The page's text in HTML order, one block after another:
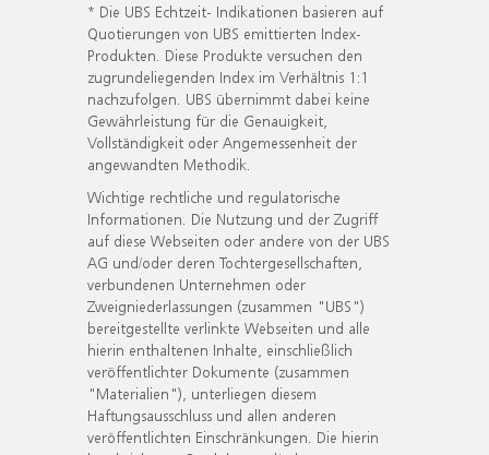
* Die UBS Echtzeit- Indikationen basieren auf
Quotierungen von UBS emittierten Index-
Produkten. Diese Produkte versuchen den
zugrundeliegenden Index im Verhältnis 1:1
nachzufolgen. UBS übernimmt dabei keine
Gewährleistung für die Genauigkeit,
Vollständigkeit oder Angemessenheit der
angewandten Methodik.
Wichtige rechtliche und regulatorische
Informationen. Die Nutzung und der Zugriff
auf diese Webseiten oder andere von der UBS
AG und/oder deren Tochtergesellschaften,
verbundenen Unternehmen oder
Zweigniederlassungen (zusammen "UBS")
bereitgestellte verlinkte Webseiten und alle
hierin enthaltenen Inhalte, einschließlich
veröffentlichter Dokumente (zusammen
"Materialien"), unterliegen diesem
Haftungsausschluss und allen anderen
veröffentlichten Einschränkungen. Die hierin